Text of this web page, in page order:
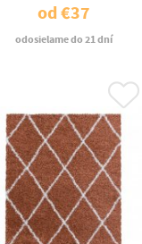
od€37
odosielame do 21 dní